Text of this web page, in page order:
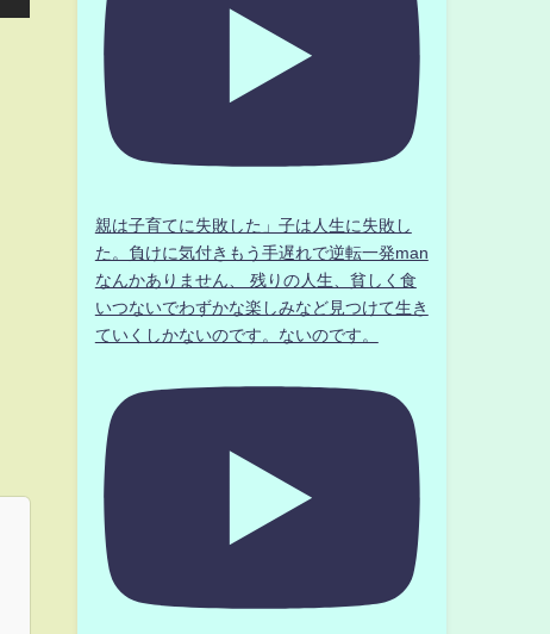
親は子育てに失敗した」子は人生に失敗し
た。負けに気付きもう手遅れで逆転一発man
なんかありません、 残りの人生、貧しく食
いつないでわずかな楽しみなど見つけて生き
ていくしかないのです。ないのです。